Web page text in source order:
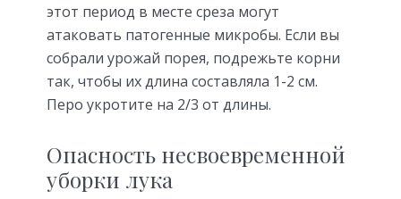
этот период в месте среза могут
атаковать патогенные микробы. Если вы
собрали урожай порея, подрежьте корни
так, чтобы их длина составляла 1-2 см.
Перо укротите на 2/3 от длины.
Опасность несвоевременной
уборки лука